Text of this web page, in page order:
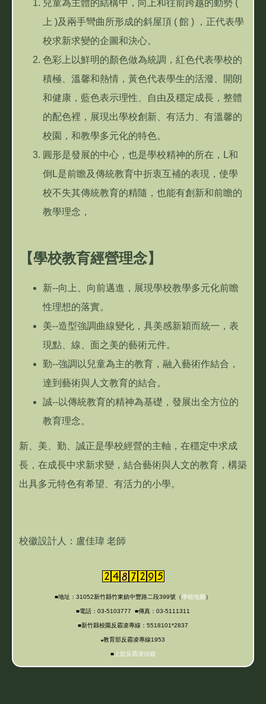
兒童為主體的結構中，向上和往前跨越的動勢 (
上 )及兩手彎曲所形成的斜屋頂 ( 館 ) ，正代表學
校求新求變的企圖和決心。
色彩上以鮮明的顏色做為統調，紅色代表學校的
積極、溫馨和熱情，黃色代表學生的活潑、開朗
和健康，藍色表示理性、自由及穩定成長，整體
的配色裡，展現出學校創新、有活力、有溫馨的
校園，和教學多元化的特色。
圓形是發展的中心，也是學校精神的所在，L和
倒L是前瞻及傳統教育中折衷互補的表現，使學
校不失其傳統教育的精隨，也能有創新和前瞻的
教學理念，
【學校教育經營理念】
新--向上、向前邁進，展現學校教學多元化前瞻
性理想的落實。
美--造型強調曲線變化，具美感新穎而統一，表
現點、線、面之美的藝術元件。
勤--強調以兒童為主的教育，融入藝術作結合，
達到藝術與人文教育的結合。
誠--以傳統教育的精神為基礎，發展出全方位的
教育理念。
新、美、勤、誠正是學校經營的主軸，在穩定中求成
長，在成長中求新求變，結合藝術與人文的教育，構築
出具多元特色有希望、有活力的小學。
校徽設計人：盧佳瑋 老師
■地址：31052新竹縣竹東鎮中豐路二段399號（學校地圖 ）
■電話：03-5103777 ■傳真：03-5111311
■新竹縣校園反霸凌專線：5518101*2837
■教育部反霸凌專線1953
■ 上舘反霸凌信箱